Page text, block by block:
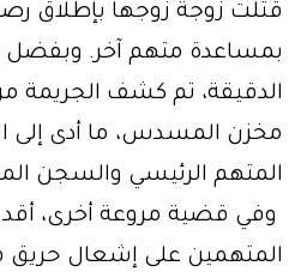
قتلت زوجة زوجها بإطلاق
بمساعدة متهم آخر. وبفضل
الدقيقة، تم كشف الجريمة
مخزن المسدس، ما أدى إلى
المتهم الرئيسي والسجن
وفي قضية مروعة أخرى،
المتهمين على إشعال حريق